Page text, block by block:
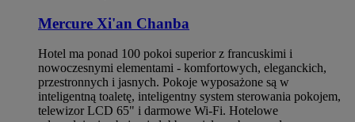
Mercure Xi'an Chanba
Hotel ma ponad 100 pokoi superior z francuskimi i
nowoczesnymi elementami - komfortowych, eleganckich,
przestronnych i jasnych. Pokoje wyposażone są w
inteligentną toaletę, inteligentny system sterowania pokojem,
telewizor LCD 65" i darmowe Wi‑Fi. Hotelowe